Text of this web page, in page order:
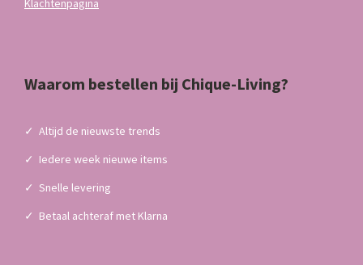
Klachtenpagina
Waarom bestellen bij Chique-Living?
✓ Altijd de nieuwste trends
✓ Iedere week nieuwe items
✓ Snelle levering
✓ Betaal achteraf met Klarna